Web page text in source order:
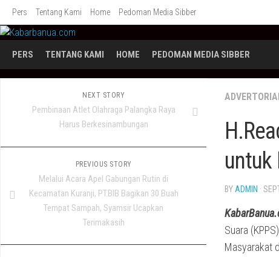
Skip
content
Pers Tentang Kami Home Pedoman Media Sibber
PERS TENTANG KAMI HOME PEDOMAN MEDIA SIBBER
untuk
BY ADMIN ·
Suara
Masyarakat
NEXT STORY
Pembinaan Atlet Olahraga Palangka Raya
Harus Berkesinambungan
PREVIOUS STORY
Melalui Acara Apel Gabungan Rutin di
Kecamatan Kuranji, PT.BIB Bagikan 30 Buah
Tempat Sampah, Syamsir Ucapkan
Terimakasih